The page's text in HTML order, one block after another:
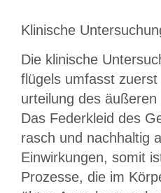
Klinische
Die klinische
flü­gels um­fasst
ur­tei­lung des
Das Federkleid des
rasch und nach­hal­tig
Ein­wir­kung­en, so­mit
Pro­zes­se, die im